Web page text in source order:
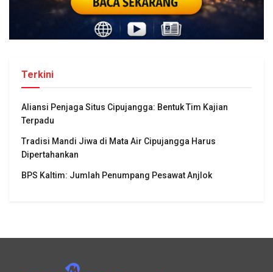
Terkini
Aliansi Penjaga Situs Cipujangga: Bentuk Tim Kajian
Terpadu
Tradisi Mandi Jiwa di Mata Air Cipujangga Harus
Dipertahankan
BPS Kaltim: Jumlah Penumpang Pesawat Anjlok